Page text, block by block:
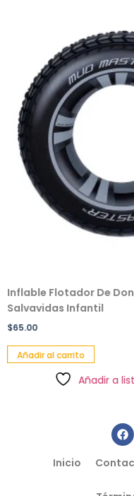
Flotador De Dona
Infantil
al carrito
Añadir a lista de
Inicio